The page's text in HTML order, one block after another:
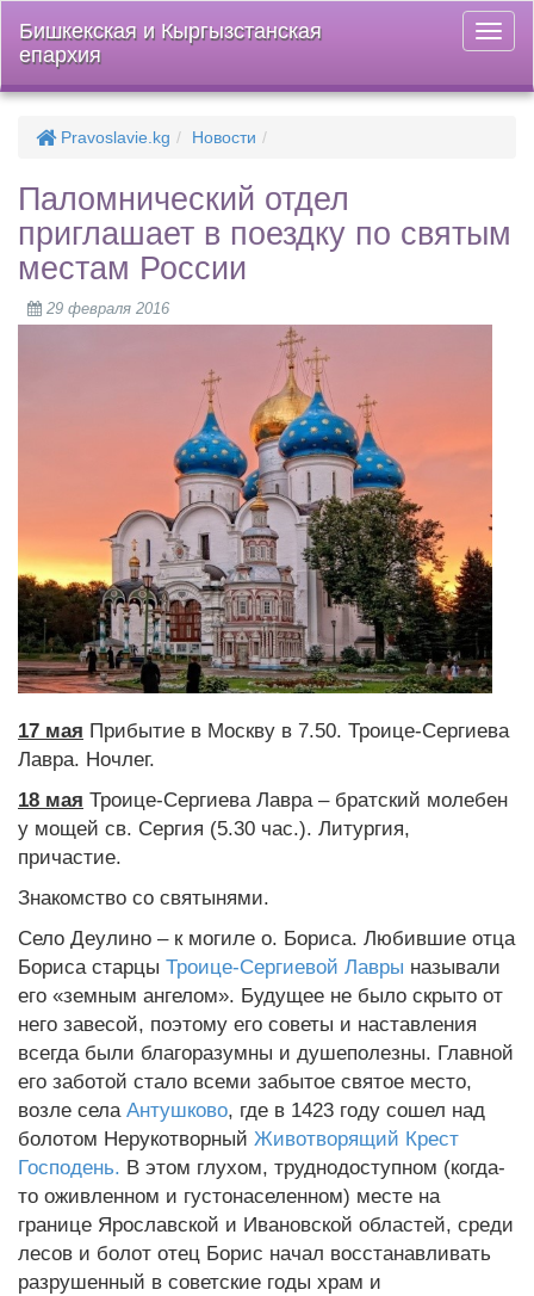
меню
Бишкекская и Кыргызстанская
епархия
Pravoslavie.kg Новости
Паломнический отдел
приглашает в поездку по святым
местам России
29 февраля 2016
17 мая Прибытие в Москву в 7.50. Троице-Сергиева
Лавра. Ночлег.
18 мая Троице-Сергиева Лавра – братский молебен
у мощей св. Сергия (5.30 час.). Литургия,
причастие.
Знакомство со святынями.
Село Деулино – к могиле о. Бориса. Любившие отца
Бориса старцы Троице-Сергиевой Лавры называли
его «земным ангелом». Будущее не было скрыто от
него завесой, поэтому его советы и наставления
всегда были благоразумны и душеполезны. Главной
его заботой стало всеми забытое святое место,
возле села Антушково, где в 1423 году сошел над
болотом Нерукотворный Животворящий Крест
Господень. В этом глухом, труднодоступном (когда-
то оживленном и густонаселенном) месте на
границе Ярославской и Ивановской областей, среди
лесов и болот отец Борис начал восстанавливать
разрушенный в советские годы храм и